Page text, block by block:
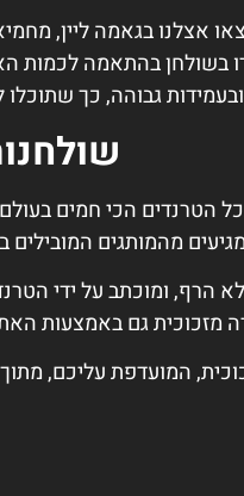
אצלנו בגאמה ליין,
בשולחן בהתאמה לכמות
גבוהה, כך שתוכלו
הטרנדים הכי חמים
מהמותגים
הרף, ומוכתב על ידי
מזכוכית גם באמצעות
המועדפת עליכם,